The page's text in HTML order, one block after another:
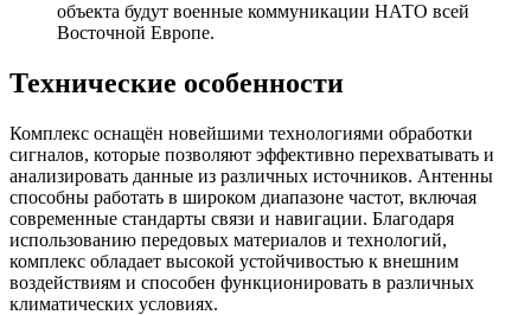
Технические особенности
Комплекс оснащён новейшими технологиями обработки
сигналов, которые позволяют эффективно перехватывать и
анализировать данные из различных источников. Антенны
способны работать в широком диапазоне частот, включая
современные стандарты связи и навигации. Благодаря
использованию передовых материалов и технологий,
комплекс обладает высокой устойчивостью к внешним
воздействиям и способен функционировать в различных
климатических условиях.